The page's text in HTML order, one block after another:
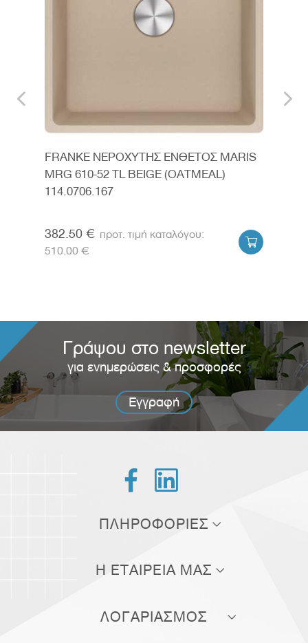
FRANKE ΝΕΡΟΧΥΤΗΣ ΕΝΘΕΤΟΣ MARIS
MRG 610-52 TL BEIGE (OATMEAL)
114.0706.167
382.50 €
510.00 €

Γράψου στο newsletter
για ενημερώσεις & προσφορές
Εγγραφή
 
ΠΛΗΡΟΦΟΡΙΕΣ
Η ΕΤΑΙΡΕΙΑ ΜΑΣ
ΛΟΓΑΡΙΑΣΜΟΣ